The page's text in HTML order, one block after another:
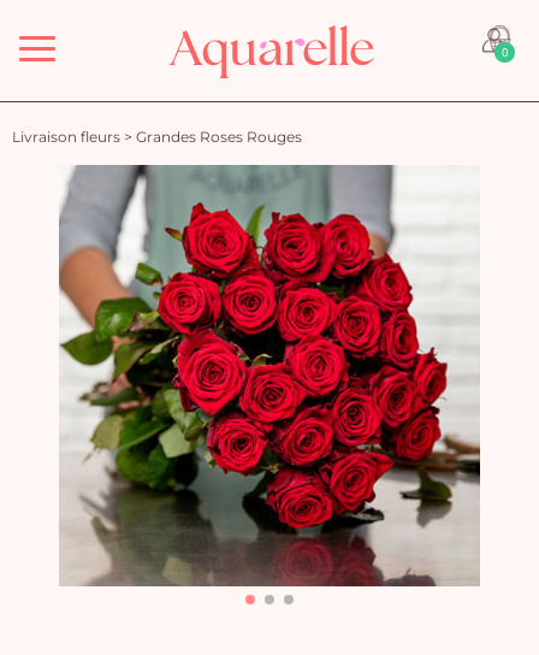
Menu 0
Livraison fleurs > Grandes Roses Rouges